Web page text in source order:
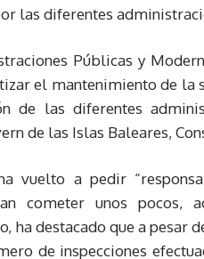
las diferentes
Públicas y
el mantenimiento de la
de las diferentes
de las Islas Baleares,
vuelto a pedir
cometer unos pocos,
ha destacado que a pesar
de inspecciones